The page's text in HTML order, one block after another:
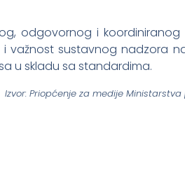
odgovornog i
važnost sustavnog nadzora
u skladu sa standardima.
Izvor: Priopćenje za medije